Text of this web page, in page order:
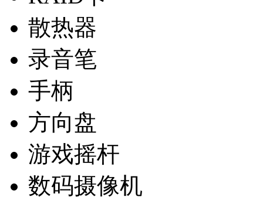
散热器
录音笔
手柄
方向盘
游戏摇杆
数码摄像机